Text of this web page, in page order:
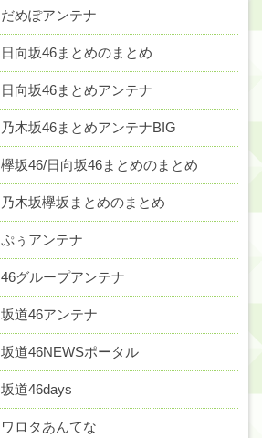
だめぽアンテナ
日向坂46まとめのまとめ
日向坂46まとめアンテナ
乃木坂46まとめアンテナBIG
欅坂46/日向坂46まとめのまとめ
乃木坂欅坂まとめのまとめ
ぷぅアンテナ
46グループアンテナ
坂道46アンテナ
坂道46NEWSポータル
坂道46days
ワロタあんてな